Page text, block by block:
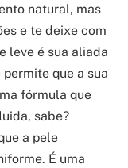
natural, mas
e te deixe com
leve é sua aliada
que a sua
fórmula que
sabe?
a pele
É uma